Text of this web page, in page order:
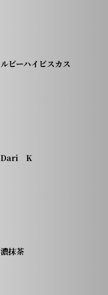
ルビーハイビスカス
Dari K
濃抹茶